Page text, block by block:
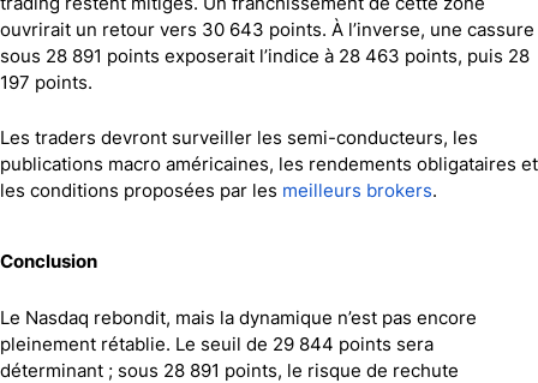
ouvrirait un retour vers 30 643 points. À l’inverse, une cassure
sous 28 891 points exposerait l’indice à 28 463 points, puis 28
197 points.
Les traders devront surveiller les semi-conducteurs, les
publications macro américaines, les rendements obligataires et
les conditions proposées par les meilleurs brokers.
Conclusion
Le Nasdaq rebondit, mais la dynamique n’est pas encore
pleinement rétablie. Le seuil de 29 844 points sera
déterminant ; sous 28 891 points, le risque de rechute